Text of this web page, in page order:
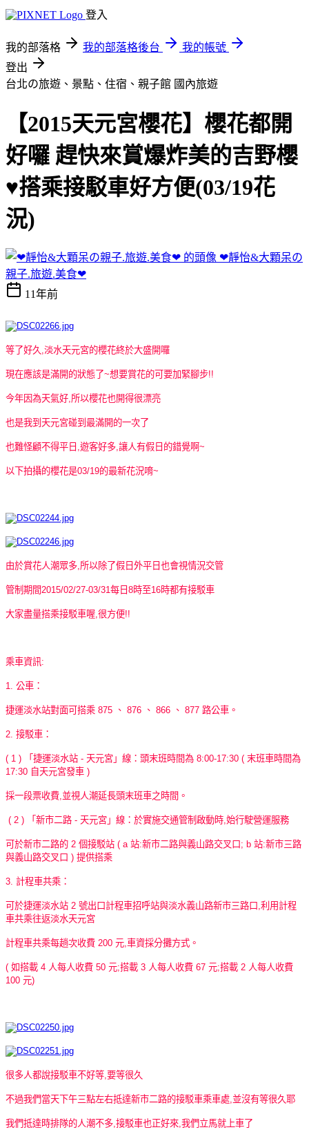
登入
我的部落格 我的部落格後台
我的帳號
登出
台北の旅遊、景點、住宿、親子館 國內旅遊
【2015天元宮櫻花】櫻花都開
好囉 趕快來賞爆炸美的吉野櫻
♥搭乘接駁車好方便(03/19花
況)
❤靜怡&大顆呆の
親子.旅遊.美食❤
11年前
等了好久,淡水天元宮的櫻花終於大盛開囉
現在應該是滿開的狀態了~想要賞花的可要加緊腳步!!
今年因為天氣好,所以櫻花也開得很漂亮
也是我到天元宮碰到最滿開的一次了
也難怪顧不得平日,遊客好多,讓人有假日的錯覺啊~
以下拍攝的櫻花是03/19的最新花況唷~
由於賞花人潮眾多,所以除了假日外平日也會視情況交管
管制期間2015/02/27-03/31每日8時至16時都有接駁車
大家盡量搭乘接駁車喔,很方便!!
乘車資訊:
1. 公車：
捷運淡水站對面可搭乘 875 、 876 、 866 、 877 路公車。
2. 接駁車：
( 1 ) 「捷運淡水站 - 天元宮」線：頭末班時間為 8:00-17:30 ( 末班車時間為
17:30 自天元宮發車 )
採一段票收費,並視人潮延長頭末班車之時間。
( 2 ) 「新市二路 - 天元宮」線：於實施交通管制啟動時,始行駛營運服務
可於新巿二路的 2 個接駁站 ( a 站:新巿二路與義山路交叉口; b 站:新巿三路
與義山路交叉口 ) 提供搭乘
3. 計程車共乘：
可於捷運淡水站 2 號出口計程車招呼站與淡水義山路新市三路口,利用計程
車共乘往返淡水天元宮
計程車共乘每趟次收費 200 元,車資採分攤方式。
( 如搭載 4 人每人收費 50 元;搭載 3 人每人收費 67 元;搭載 2 人每人收費
100 元)
很多人都說接駁車不好等,要等很久
不過我們當天下午三點左右抵達新市二路的接駁車乘車處,並沒有等很久耶
我們抵達時排隊的人潮不多,接駁車也正好來,我們立馬就上車了